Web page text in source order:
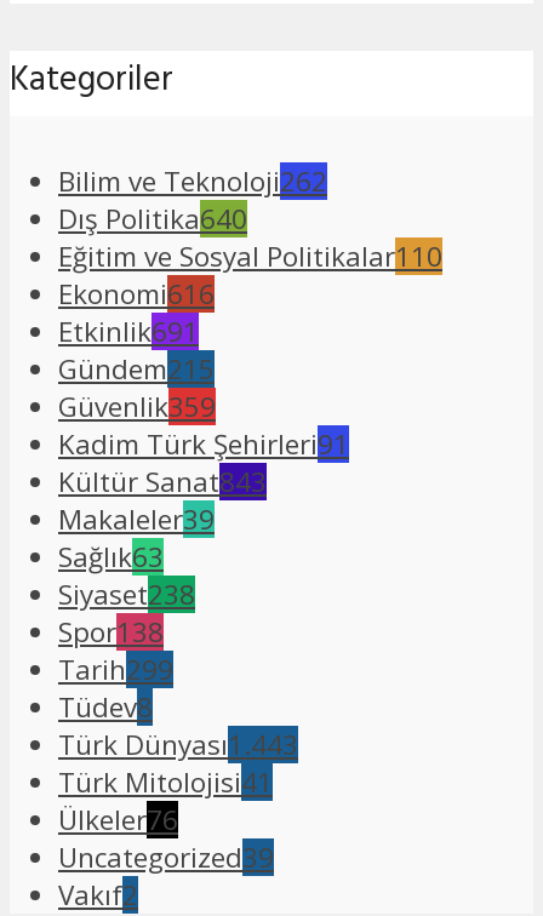
Kategoriler
Bilim ve Teknoloji262
Dış Politika640
Eğitim ve Sosyal Politikalar110
Ekonomi616
Etkinlik691
Gündem215
Güvenlik359
Kadim Türk Şehirleri91
Kültür Sanat843
Makaleler39
Sağlık63
Siyaset238
Spor138
Tarih299
Tüdev8
Türk Dünyası1.443
Türk Mitolojisi41
Ülkeler76
Uncategorized39
Vakıf2